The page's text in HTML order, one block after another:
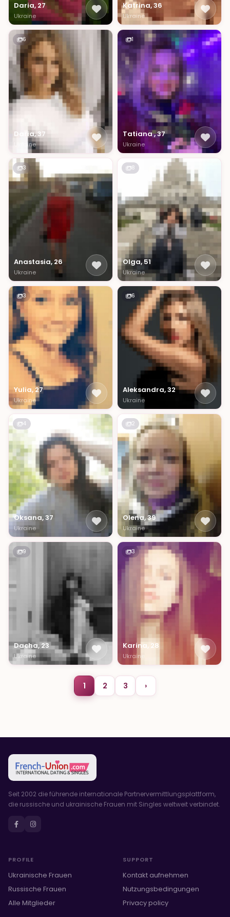
Daria, 27
Ukraine
Katrina, 36
Ukraine
6
Daria, 37
Ukraine
1
Tatiana , 37
Ukraine
3
Anastasia, 26
Ukraine
8
Olga, 51
Ukraine
3
Yulia, 27
Ukraine
6
Aleksandra, 32
Ukraine
4
Oksana, 37
Ukraine
2
Olena, 39
Ukraine
9
Dacha, 23
Ukraine
3
Karina, 28
Ukraine
1 2 3 ›
Seit 2002 die führende internationale Partnervermittlungsplattform,
die russische und ukrainische Frauen mit Singles weltweit verbindet.
PROFILE
Ukrainische Frauen
Russische Frauen
Alle Mitglieder
SUPPORT
Kontakt aufnehmen
Nutzungsbedingungen
Privacy policy